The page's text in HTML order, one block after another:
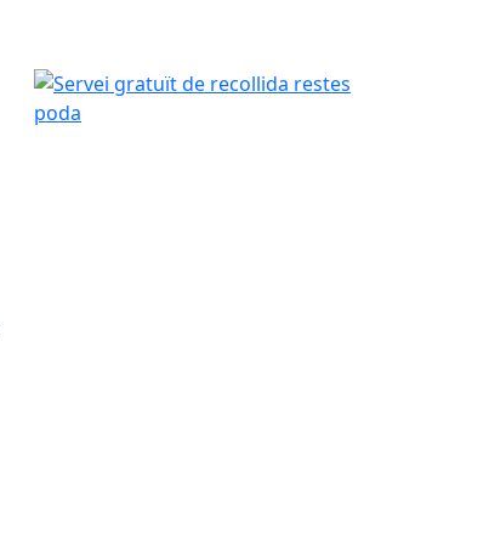
Servei gratuït de recollida restes poda